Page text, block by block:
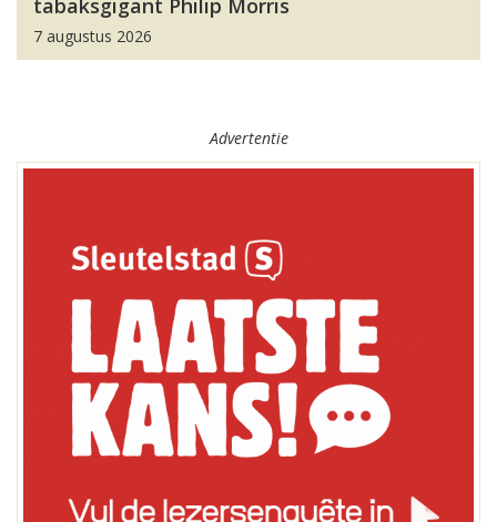
tabaksgigant Philip Morris
7 augustus 2026
Advertentie